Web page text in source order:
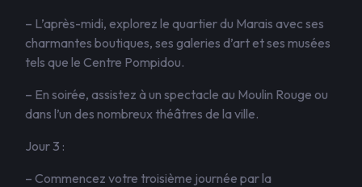
– L’après-midi, explorez le quartier du Marais avec ses
charmantes boutiques, ses galeries d’art et ses musées
tels que le Centre Pompidou.
– En soirée, assistez à un spectacle au Moulin Rouge ou
dans l’un des nombreux théâtres de la ville.
Jour 3 :
– Commencez votre troisième journée par la